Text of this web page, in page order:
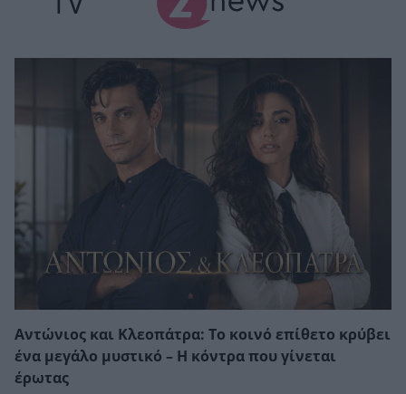
Αντώνιος και Κλεοπάτρα: Το κοινό επίθετο κρύβει
ένα μεγάλο μυστικό – Η κόντρα που γίνεται
έρωτας